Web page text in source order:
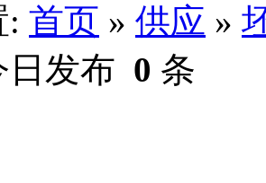
: 首页 » 供应 »
发布 0 条